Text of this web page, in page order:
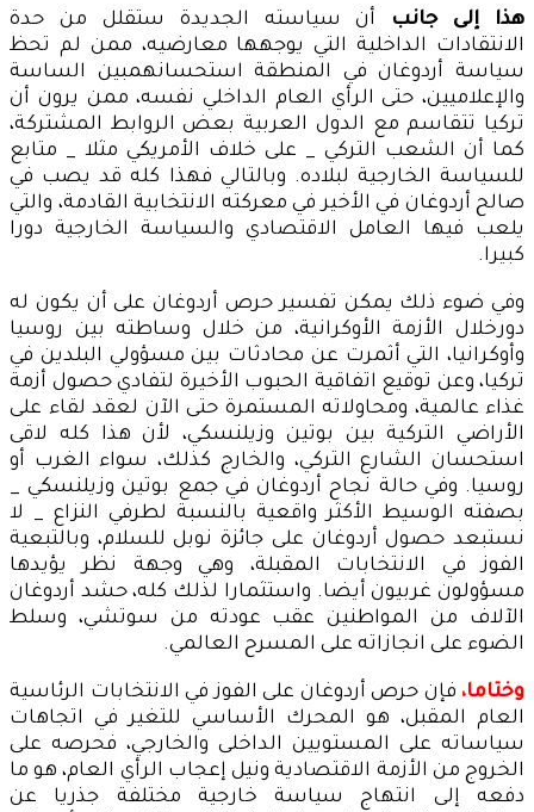
هذا إلى جانب
أن سياسته الجديدة ستقلل من حدة
الانتقادات الداخلية التي يوجهها معارضيه، ممن لم تحظ
سياسة أردوغان في المنطقة استحسانهمبين الساسة
والإعلاميين، حتى الرأي العام الداخلي نفسه، ممن يرون أن
تركيا تتقاسم مع الدول العربية بعض الروابط المشتركة،
كما أن الشعب التركي _ على خلاف الأمريكي مثلا _ متابع
للسياسة الخارجية لبلاده. وبالتالي فهذا كله قد يصب في
صالح أردوغان في الأخير في معركته الانتخابية القادمة، والتي
يلعب فيها العامل الاقتصادي والسياسة الخارجية دورا
كبيرا.
وفي ضوء ذلك يمكن تفسير حرص أردوغان على أن يكون له
دورخلال الأزمة الأوكرانية، من خلال وساطته بين روسيا
وأوكرانيا، التي أثمرت عن محادثات بين مسؤولي البلدين في
تركيا، وعن توقيع اتفاقية الحبوب الأخيرة لتفادي حصول أزمة
غذاء عالمية، ومحاولاته المستمرة حتى الآن لعقد لقاء على
الأراضي التركية بين بوتين وزيلنسكي، لأن هذا كله لاقى
استحسان الشارع التركي، والخارج كذلك، سواء الغرب أو
روسيا. وفي حالة نجاح أردوغان في جمع بوتين وزيلنسكي _
بصفته الوسيط الأكثر واقعية بالنسبة لطرفي النزاع _ لا
نستبعد حصول أردوغان على جائزة نوبل للسلام، وبالتبعية
الفوز في الانتخابات المقبلة، وهي وجهة نظر يؤيدها
مسؤولون غربيون أيضا. واستثمارا لذلك كله، حشد أردوغان
الآلاف من المواطنين عقب عودته من سوتشي، وسلط
الضوء على انجازاته على المسرح العالمي.
وختاما، فإن حرص أردوغان على الفوز في الانتخابات الرئاسية
العام المقبل، هو المحرك الأساسي للتغير في اتجاهات
سياساته على المستويين الداخلى والخارجي، فحرصه على
الخروج من الأزمة الاقتصادية ونيل إعجاب الرأي العام، هو ما
دفعه إلى انتهاج سياسة خارجية مختلفة جذريا عن